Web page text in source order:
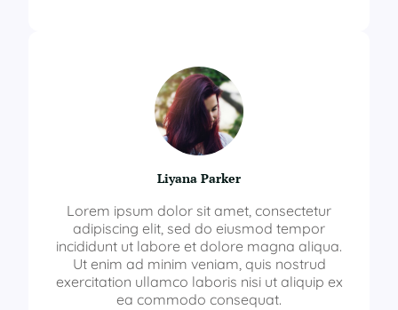
Liyana Parker
Lorem ipsum dolor sit amet, consectetur
adipiscing elit, sed do eiusmod tempor
incididunt ut labore et dolore magna aliqua.
Ut enim ad minim veniam, quis nostrud
exercitation ullamco laboris nisi ut aliquip ex
ea commodo consequat.